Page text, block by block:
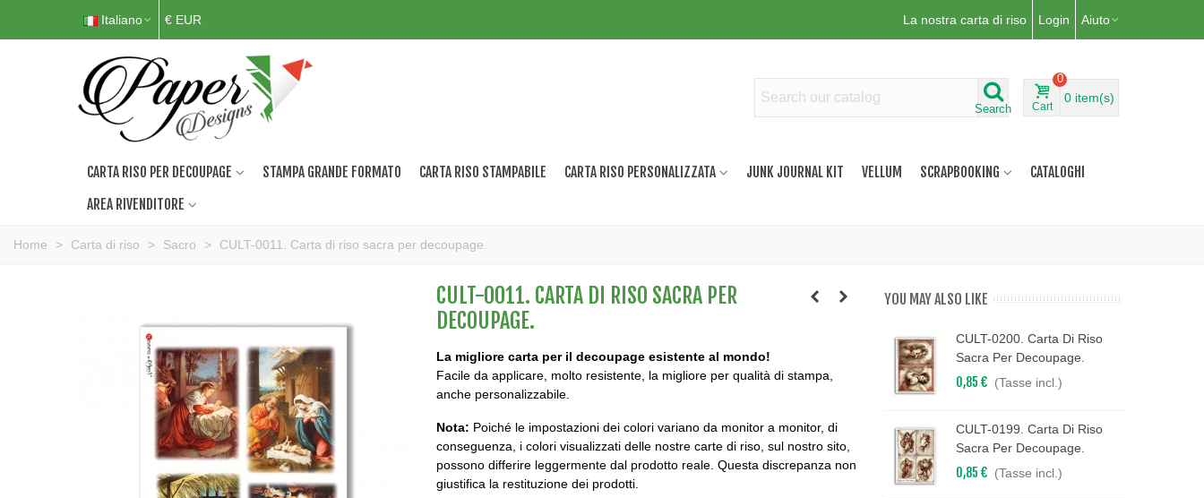
Italiano € EUR La nostra carta di riso Login Aiuto
Search Cart
0
0 item(s)
CARTA RISO PER DECOUPAGE STAMPA GRANDE FORMATO CARTA RISO STAMPABILE CARTA RISO PERSONALIZZATA JUNK JOURNAL KIT VELLUM SCRAPBOOKING
CATALOGHI
AREA RIVENDITORE
Home > Carta di riso > Sacro > CULT-0011. Carta di riso sacra per decoupage.
CULT-0011. CARTA DI RISO SACRA PER
DECOUPAGE.
La migliore carta per il decoupage esistente al mondo!
Facile da applicare, molto resistente, la migliore per qualità di stampa,
anche personalizzabile.
Nota: Poiché le impostazioni dei colori variano da monitor a monitor, di
conseguenza, i colori visualizzati delle nostre carte di riso, sul nostro sito,
possono differire leggermente dal prodotto reale. Questa discrepanza non
giustifica la restituzione dei prodotti.
YOU MAY ALSO LIKE
CULT-0200. Carta Di Riso
Sacra Per Decoupage.
0,85 € (Tasse incl.)
CULT-0199. Carta Di Riso
Sacra Per Decoupage.
0,85 € (Tasse incl.)